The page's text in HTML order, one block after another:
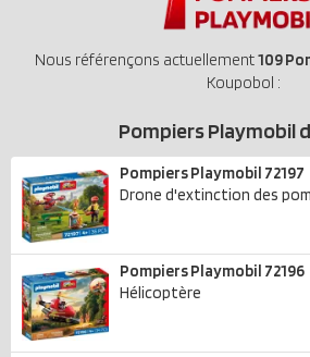
ASSOCIATIONS DE
CATALOGUES
DERNIERS PLAYMOBIL
Nous référençons actuellement109
Koupobol :
Pompiers Playmobil
Pompiers Playmobil 72197
Drone d'extinction des
Pompiers Playmobil 72196
Hélicoptère